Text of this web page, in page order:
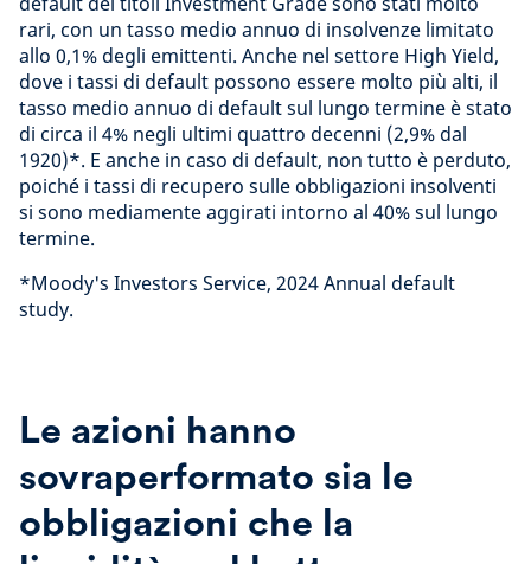
rari, con un tasso medio annuo di insolvenze limitato
allo 0,1% degli emittenti. Anche nel settore High Yield,
dove i tassi di default possono essere molto più alti, il
tasso medio annuo di default sul lungo termine è stato
di circa il 4% negli ultimi quattro decenni (2,9% dal
1920)*. E anche in caso di default, non tutto è perduto,
poiché i tassi di recupero sulle obbligazioni insolventi
si sono mediamente aggirati intorno al 40% sul lungo
termine.
*Moody's Investors Service, 2024 Annual default
study.
Le azioni hanno
sovraperformato sia le
obbligazioni che la